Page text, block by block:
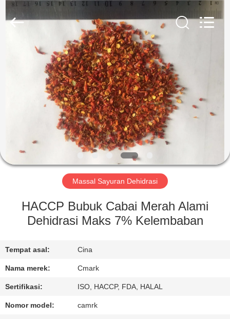
RUMAH
PRODUK
TENTANG
KAMI
TUR
KONTROL
HUBUNGI
KAMI
MARK
FOODS
TRADING
CO.,LTD..
Massal Sayuran Dehidrasi
HACCP Bubuk Cabai Merah Alami
Dehidrasi Maks 7% Kelembaban
Tempat asal: Cina
Nama merek: Cmark
Sertifikasi: ISO, HACCP, FDA, HALAL
Nomor model: camrk